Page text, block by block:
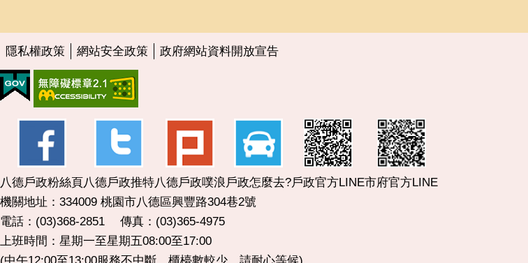
隱私權政策 網站安全政策 政府網站資料開放宣告
八德戶政粉絲頁 八德戶政推特八德戶政噗浪戶政怎麼去?戶政官方LINE市府官方LINE
機關地址：334009 桃園市八德區興豐路304巷2號
電話：(03)368-2851 傳真：(03)365-4975
上班時間：星期一至星期五08:00至17:00